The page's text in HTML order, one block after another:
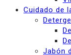
Cuidado de
Jabón